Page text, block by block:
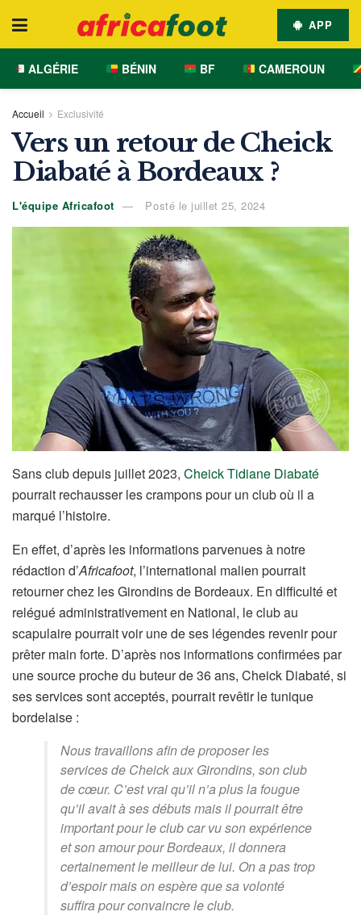
APP
ALGÉRIE BÉNIN BF CAMEROUN
Accueil Exclusivité
Vers un retour de Cheick
Diabaté à Bordeaux ?
L'équipe Africafoot Posté le juillet 25, 2024
Sans club depuis juillet 2023, Cheick Tidiane Diabaté
pourrait rechausser les crampons pour un club où il a
marqué l’histoire.
En effet, d’après les informations parvenues à notre
rédaction d’Africafoot, l’international malien pourrait
retourner chez les Girondins de Bordeaux. En difficulté et
relégué administrativement en National, le club au
scapulaire pourrait voir une de ses légendes revenir pour
prêter main forte. D’après nos informations confirmées par
une source proche du buteur de 36 ans, Cheick Diabaté, si
ses services sont acceptés, pourrait revêtir le tunique
bordelaise :
Nous travaillons afin de proposer les
services de Cheick aux Girondins, son club
de cœur. C’est vrai qu’il n’a plus la fougue
qu’il avait à ses débuts mais il pourrait être
important pour le club car vu son expérience
et son amour pour Bordeaux, il donnera
certainement le meilleur de lui. On a pas trop
d’espoir mais on espère que sa volonté
suffira pour convaincre le club.